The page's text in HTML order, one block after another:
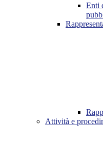
Enti
Attività e